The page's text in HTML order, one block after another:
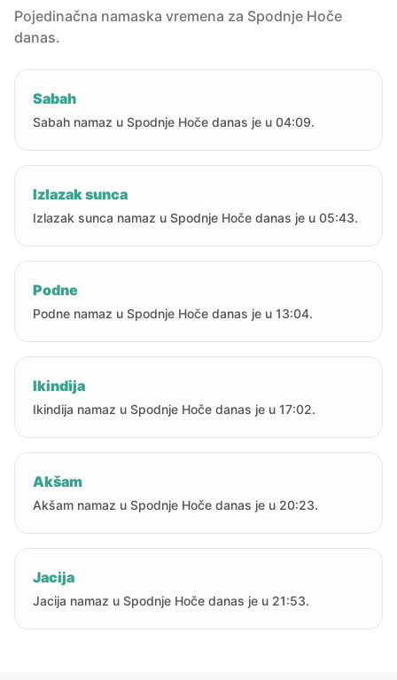
Pojedinačna namaska vremena za Spodnje Hoče
danas.
Sabah
Sabah namaz u Spodnje Hoče danas je u 04:09.
Izlazak sunca
Izlazak sunca namaz u Spodnje Hoče danas je u 05:43.
Podne
Podne namaz u Spodnje Hoče danas je u 13:04.
Ikindija
Ikindija namaz u Spodnje Hoče danas je u 17:02.
Akšam
Akšam namaz u Spodnje Hoče danas je u 20:23.
Jacija
Jacija namaz u Spodnje Hoče danas je u 21:53.